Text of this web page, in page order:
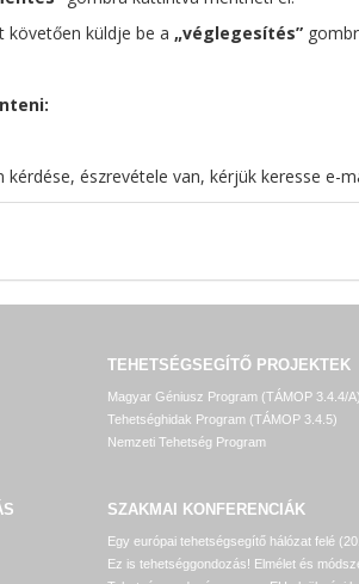
követően küldje be a „véglegesítés”
észrevétele van, kérjük keresse e-
TEHETSÉGSEGÍTŐ PROJEKTEK
Magyar Géniusz Program (TÁMOP 3.4.4/A)
Tehetséghidak Program (TÁMOP 3.4.5)
Nemzeti Tehetség Program
SZAKMAI KONFERENCIÁK
Egy európai tehetségsegítő hálózat felé
Ez is tehetséggondozás! Elmélet és